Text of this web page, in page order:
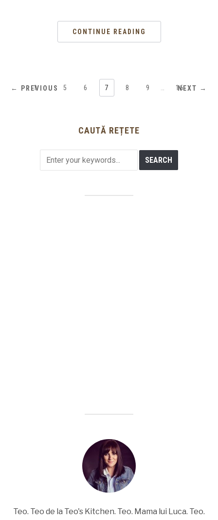
CONTINUE READING
← PREVIOUS
1 … 5 6 7 8 9 16
NEXT →
CAUTĂ REȚETE
Teo. Teo de la Teo's Kitchen. Teo. Mama lui Luca. Teo.